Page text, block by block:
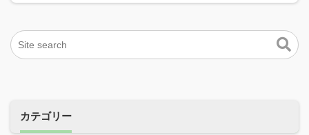
カテゴリー